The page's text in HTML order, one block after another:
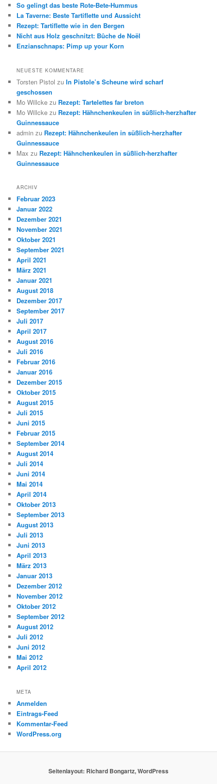
So gelingt das beste Rote-Bete-Hummus
La Taverne: Beste Tartiflette und Aussicht
Rezept: Tartiflette wie in den Bergen
Nicht aus Holz geschnitzt: Bûche de Noël
Enzianschnaps: Pimp up your Korn
NEUESTE KOMMENTARE
Torsten Pistol zuIn Pistole’s Scheune wird scharf
geschossen
Mo Willcke zu Rezept: Tartelettes far breton
Mo Willcke zu Rezept: Hähnchenkeulen in süßlich-herzhafter
Guinnessauce
admin zu Rezept: Hähnchenkeulen in süßlich-herzhafter
Guinnessauce
Max zu Rezept: Hähnchenkeulen in süßlich-herzhafter
Guinnessauce
ARCHIV
Februar 2023
Januar 2022
Dezember 2021
November 2021
Oktober 2021
September 2021
April 2021
März 2021
Januar 2021
August 2018
Dezember 2017
September 2017
Juli 2017
April 2017
August 2016
Juli 2016
Februar 2016
Januar 2016
Dezember 2015
Oktober 2015
August 2015
Juli 2015
Juni 2015
Februar 2015
September 2014
August 2014
Juli 2014
Juni 2014
Mai 2014
April 2014
Oktober 2013
September 2013
August 2013
Juli 2013
Juni 2013
April 2013
März 2013
Januar 2013
Dezember 2012
November 2012
Oktober 2012
September 2012
August 2012
Juli 2012
Juni 2012
Mai 2012
April 2012
META
Anmelden
Eintrags-Feed
Kommentar-Feed
WordPress.org
Seitenlayout: Richard Bongartz, WordPress